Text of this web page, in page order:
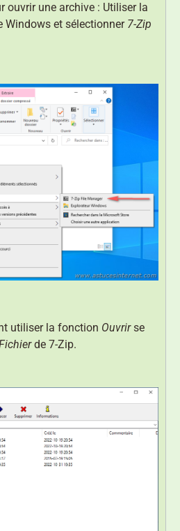
ouvrir une archive : Utiliser la
Windows et sélectionner 7-Zip
utiliser la fonction Ouvrirse
de 7-Zip.